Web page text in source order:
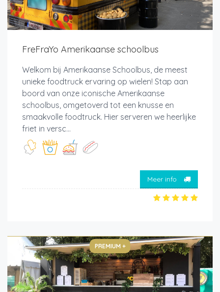
FreFraYo Amerikaanse schoolbus
Welkom bij Amerikaanse Schoolbus, de meest
unieke foodtruck ervaring op wielen! Stap aan
boord van onze iconische Amerikaanse
schoolbus, omgetoverd tot een knusse en
smaakvolle foodtruck. Hier serveren we heerlijke
friet in versc...
Meer info
PREMIUM +